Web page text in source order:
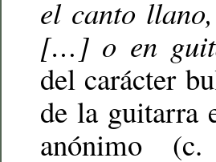
el canto
[…] o en
del carácter
de la guitarra
anónimo